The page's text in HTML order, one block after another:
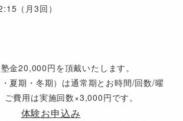
（月3回）
金20,000円を頂戴いたします。
夏期・冬期）は通常期とお時間/回数/曜
ご費用は実施回数×3,000円です。
体験お申込み